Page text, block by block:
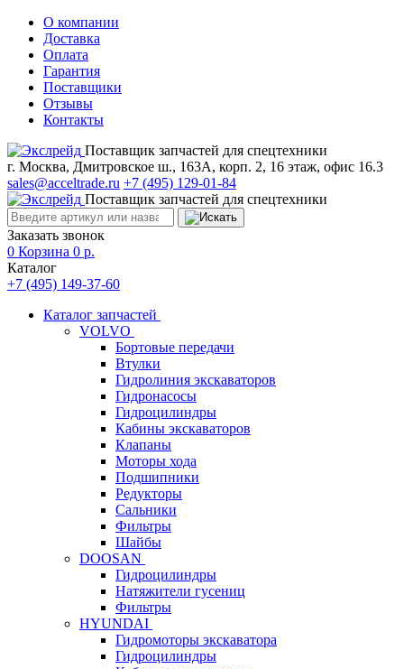
О компании
Доставка
Оплата
Гарантия
Поставщики
Отзывы
Контакты
Поставщик запчастей для спецтехники
г. Москва, Дмитровское ш., 163А, корп. 2, 16 этаж, офис 16.3
sales@acceltrade.ru +7 (495) 129-01-84
Поставщик запчастей для спецтехники
Заказать звонок
0 Корзина 0 р.
Каталог
+7 (495) 149-37-60
Каталог запчастей
VOLVO
Бортовые передачи
Втулки
Гидролиния экскаваторов
Гидронасосы
Гидроцилиндры
Кабины экскаваторов
Клапаны
Моторы хода
Подшипники
Редукторы
Сальники
Фильтры
Шайбы
DOOSAN
Гидроцилиндры
Натяжители гусениц
Фильтры
HYUNDAI
Гидромоторы экскаватора
Гидроцилиндры